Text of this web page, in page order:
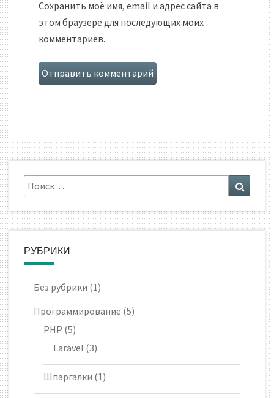
Сохранить моё имя, email и адрес сайта в
этом браузере для последующих моих
комментариев.
Искать: Поиск
РУБРИКИ
Без рубрики (1)
Программирование (5)
PHP (5)
Laravel (3)
Шпаргалки (1)